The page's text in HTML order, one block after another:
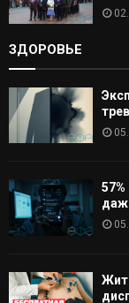
ЗДОРОВЬЕ